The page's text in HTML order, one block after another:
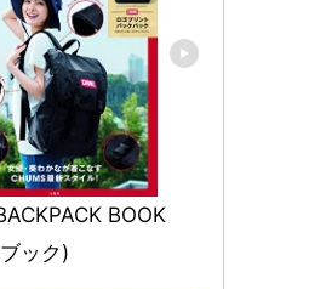
BOOK
ック)